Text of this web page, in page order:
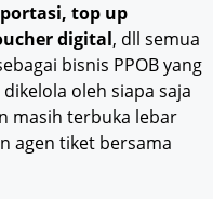
top up
digital, dll semua
bisnis PPOB yang
oleh siapa saja
masih terbuka lebar
agen tiket bersama